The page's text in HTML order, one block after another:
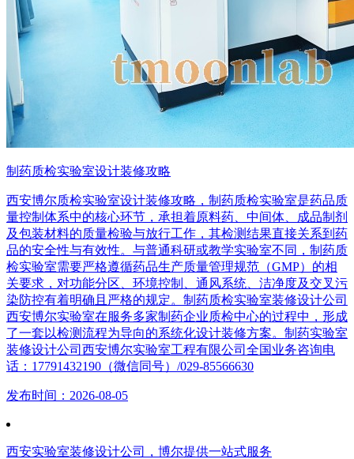
制药质检实验室设计装修攻略
西安博尔质检实验室设计装修攻略，制药质检实验室是药品质
量控制体系中的核心环节，承担着原料药、中间体、成品制剂
及包装材料的质量检验与放行工作，其检测结果直接关系到药
品的安全性与有效性。与普通科研或教学实验室不同，制药质
检实验室需要严格遵循药品生产质量管理规范（GMP）的相
关要求，对功能分区、环境控制、通风系统、洁净度及交叉污
染防控有着明确且严格的规定。制药质检实验室装修设计公司
西安博尔实验室在服务多家制药企业质检中心的过程中，形成
了一套以检测流程为导向的系统化设计装修方案。制药实验室
装修设计公司西安博尔实验室工程有限公司全国业务咨询电
话：17791432190（微信同号）/029-85566630
发布时间：2026-08-05
西安实验室装修设计公司，博尔提供一站式服务